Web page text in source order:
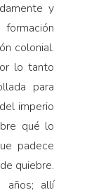
y
colonial.
lo tanto
para
imperio
qué lo
padece
quiebre.
allí